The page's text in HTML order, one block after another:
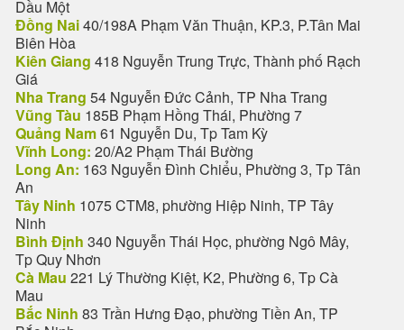
Dầu Một
Đồng Nai40/198A Phạm Văn Thuận, KP.3, P.Tân Mai
Biên Hòa
Kiên Giang 418 Nguyễn Trung Trực, Thành phố Rạch
Giá
Nha Trang 54 Nguyễn Đức Cảnh, TP Nha Trang
Vũng Tàu 185B Phạm Hồng Thái, Phường 7
Quảng Nam61 Nguyễn Du, Tp Tam Kỳ
Vĩnh Long: 20/A2 Phạm Thái Bường
Long An: 163 Nguyễn Đình Chiểu, Phường 3, Tp Tân
An
Tây Ninh 1075 CTM8, phường Hiệp Ninh, TP Tây
Ninh
Bình Định 340 Nguyễn Thái Học, phường Ngô Mây,
Tp Quy Nhơn
Cà Mau 221 Lý Thường Kiệt, K2, Phường 6, Tp Cà
Mau
Bắc Ninh 83 Trần Hưng Đạo, phường Tiền An, TP